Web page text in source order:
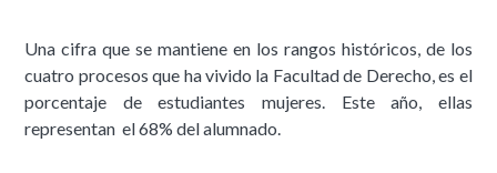
Una cifra que se mantiene en los rangos históricos, de los
cuatro procesos que ha vivido la Facultad de Derecho, es el
porcentaje de estudiantes mujeres. Este año, ellas
representan el 68% del alumnado.